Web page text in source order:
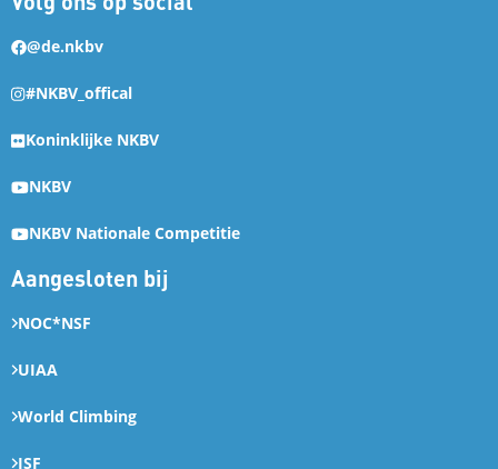
@de.nkbv
#NKBV_offical
Koninklijke NKBV
NKBV
NKBV Nationale Competitie
Aangesloten bij
NOC*NSF
UIAA
World Climbing
ISF